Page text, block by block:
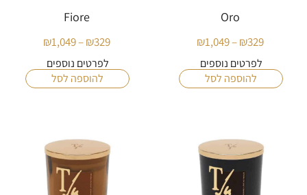
Oro
₪329
–
₪1,049
לפרטים נוספים
להוספה לסל
Fiore
₪329
–
₪1,049
לפרטים נוספים
להוספה לסל